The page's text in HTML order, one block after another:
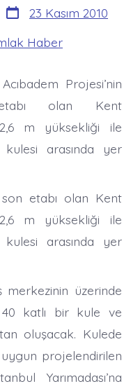
Yazı
tarihi
23 Kasım 2010
Haber
Projesi’nin
olan Kent
m yüksekliği ile
arasında yer
son etabı olan Kent
m yüksekliği ile
arasında yer
merkezinin üzerinde
katlı bir kule ve
oluşacak. Kulede
projelendirilen
Yarımadası’na